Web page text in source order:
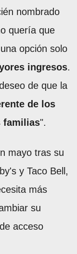
nombrado
quería que
opción solo
ingresos.
de que la
de los
familias".
mayo tras su
y Taco Bell,
más
su
acceso